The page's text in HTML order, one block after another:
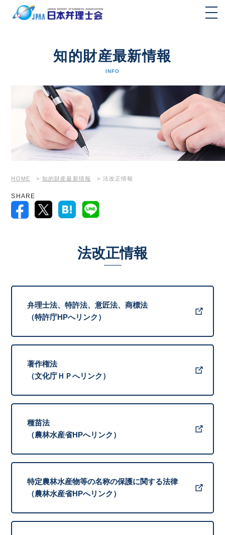
知的財産最新情報
INFO
HOME > 知的財産最新情報 > 法改正情報
SHARE
法改正情報
弁理士法、特許法、意匠法、商標法
（特許庁HPへリンク）
著作権法
（文化庁ＨＰへリンク）
種苗法
（農林水産省HPへリンク）
特定農林水産物等の名称の保護に関する法律
（農林水産省HPへリンク）